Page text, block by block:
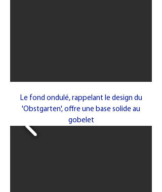
Le fond ondulé, rappelant le design du
'Obstgarten', offre une base solide au
gobelet